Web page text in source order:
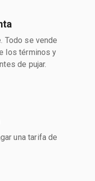
Todo se vende
los términos y
de pujar.
una tarifa de